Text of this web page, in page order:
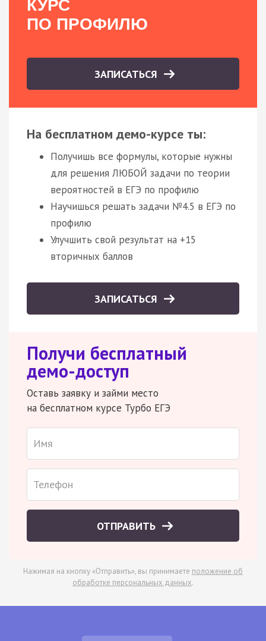
КУРС
ПО ПРОФИЛЮ
ЗАПИСАТЬСЯ
На бесплатном демо-курсе ты:
Получишь все формулы, которые нужны
для решения ЛЮБОЙ задачи по теории
вероятностей в ЕГЭ по профилю
Научишься решать задачи №4.5 в ЕГЭ по
профилю
Улучшить свой результат на +15
вторичных баллов
ЗАПИСАТЬСЯ
Получи бесплатный
демо-доступ
Оставь заявку и займи место
на бесплатном курсе Турбо ЕГЭ
ОТПРАВИТЬ
Нажимая на кнопку «Отправить», вы принимаете положение об
обработке персональных данных.